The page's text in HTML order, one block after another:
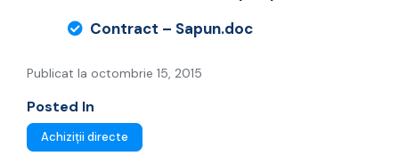
Contract – Sapun.doc
Publicat la octombrie 15, 2015
Posted In
Achiziții directe